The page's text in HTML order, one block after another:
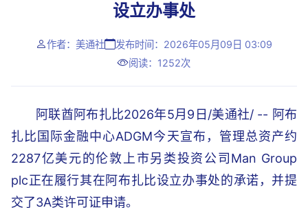
设立办事处
作者：美通社
发布时间：2026年05月09日 03:09
阅读：1252次
阿联酋阿布扎比2026年5月9日/美通社/ -- 阿布
扎比国际金融中心ADGM今天宣布，管理总资产约
2287亿美元的伦敦上市另类投资公司Man Group
plc正在履行其在阿布扎比设立办事处的承诺，并提
交了3A类许可证申请。